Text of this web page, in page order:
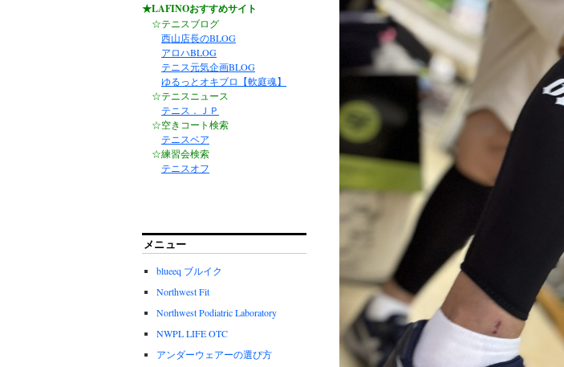
★LAFINOおすすめサイト
☆テニスブログ
西山店長のBLOG
アロハBLOG
テニス元気企画BLOG
ゆるっとオキブロ【軟庭魂】
☆テニスニュース
テニス．ＪＰ
☆空きコート検索
テニスベア
☆練習会検索
テニスオフ
メニュー
blueeq ブルイク
Northwest Fit
Northwest Podiatric Laboratory
NWPL LIFE OTC
アンダーウェアーの選び方